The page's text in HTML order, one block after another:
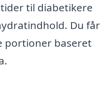
til diabetikere
Du får
portioner baseret